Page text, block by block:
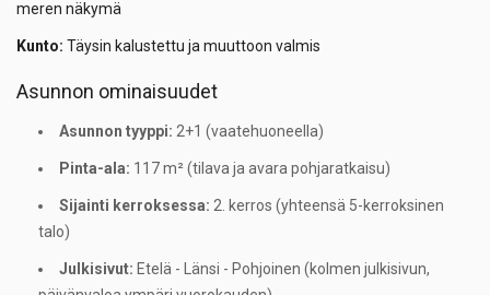
meren näkymä
Kunto: Täysin kalustettu ja muuttoon valmis
Asunnon ominaisuudet
Asunnon tyyppi: 2+1 (vaatehuoneella)
Pinta-ala: 117 m² (tilava ja avara pohjaratkaisu)
Sijainti kerroksessa: 2. kerros (yhteensä 5-kerroksinen
talo)
Julkisivut: Etelä - Länsi - Pohjoinen (kolmen julkisivun,